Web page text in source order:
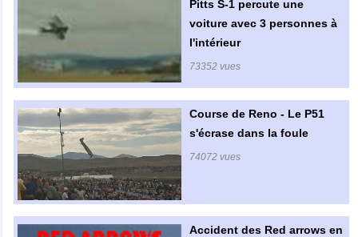
Pitts S-1 percute une
voiture avec 3 personnes à
l'intérieur
73352 vues
Course de Reno - Le P51
s'écrase dans la foule
74072 vues
Accident des Red arrows en